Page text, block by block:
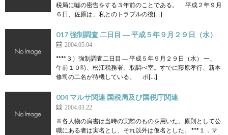
税局に嘘の密告をする３年前のことである。 平成２年９月
６日、佐原は、私とのトラブルの後[…]
017 強制調査 二日目 ― 平成５年９月２９日（水）
2004.05.04
****３）強制調査二日目 ― 平成５年９月２９日（水） 一、
午前１０時、松江税務署、取調べ室。すでに藤原孝行、新本
修司の二名が待機している。 ポ[…]
004 マルサ関連 国税局及び国税庁関連
2004.03.22
※各人物の肩書は当時の実際のものを用いた。原則として公
職にある者は実名とし、それ以外は仮名とした。 ***１．マ